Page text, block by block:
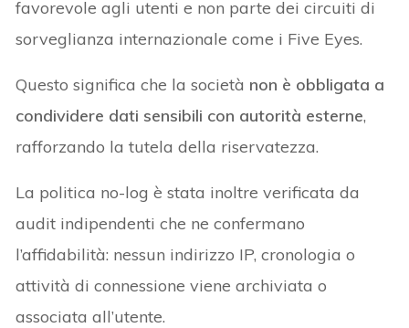
favorevole agli utenti e non parte dei circuiti di
sorveglianza internazionale come i Five Eyes.
Questo significa che la società non è obbligata a
condividere dati sensibili con autorità esterne,
rafforzando la tutela della riservatezza.
La politica no-log è stata inoltre verificata da
audit indipendenti che ne confermano
l’affidabilità: nessun indirizzo IP, cronologia o
attività di connessione viene archiviata o
associata all’utente.